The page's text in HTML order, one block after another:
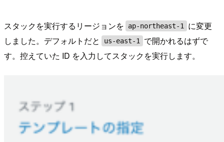
スタックを実行するリージョンを ap-northeast-1
に変更
しました。デフォルトだと
us-east-1
で開かれるはずで
す。控えていた ID を入力してスタックを実行します。